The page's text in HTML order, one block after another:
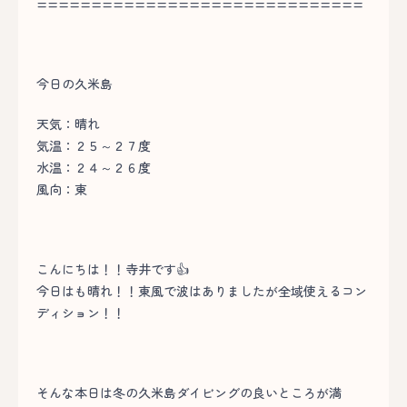
==============================
今日の久米島
天気：晴れ
気温：２５～２７度
水温：２４～２６度
風向：東
こんにちは！！寺井です👍
今日はも晴れ！！東風で波はありましたが全域使えるコン
ディション！！
そんな本日は冬の久米島ダイビングの良いところが満